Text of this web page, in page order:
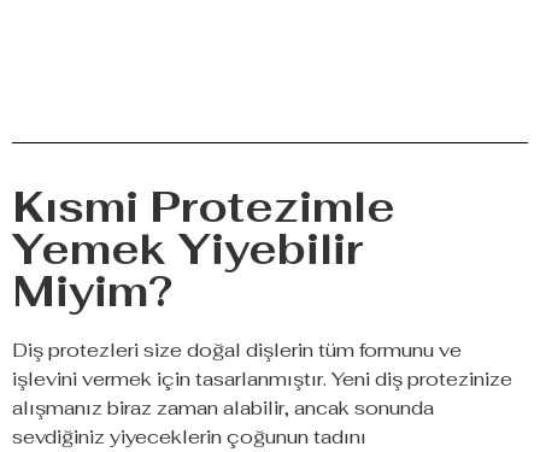
Kısmi Protezimle
Yemek Yiyebilir
Miyim?
Diş protezleri size doğal dişlerin tüm formunu ve
işlevini vermek için tasarlanmıştır. Yeni diş protezinize
alışmanız biraz zaman alabilir, ancak sonunda
sevdiğiniz yiyeceklerin çoğunun tadını